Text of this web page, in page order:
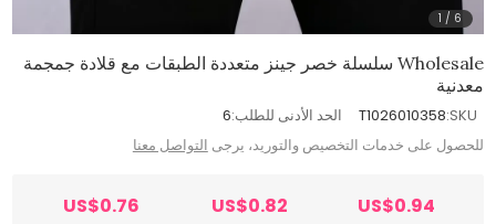
1 / 6
Wholesale سلسلة خصر جينز متعددة الطبقات مع قلادة جمجمة
معدنية
SKU:
T1026010358 الحد الأدنى للطلب:6
للحصول على خدمات التخصيص والتوريد، يرجى التواصل معنا
US$0.94
US$0.82
US$0.76